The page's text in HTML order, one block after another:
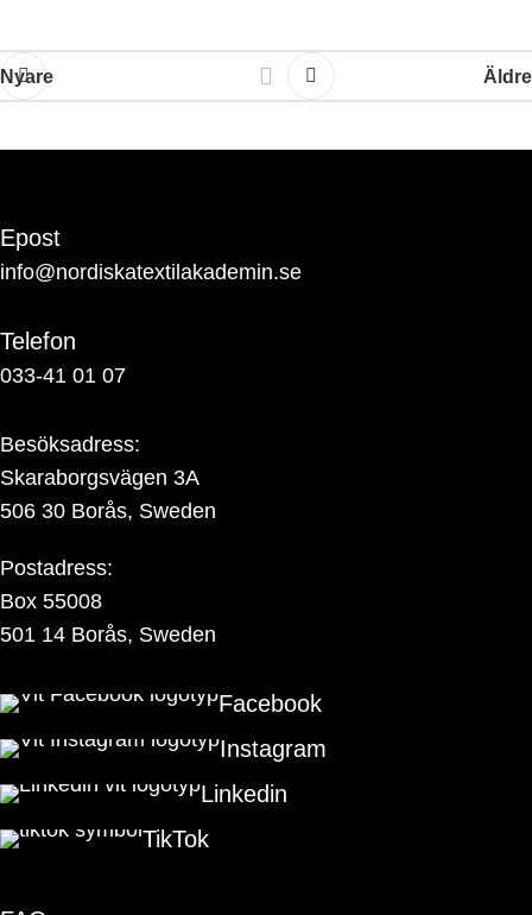
Nyare Äldre
Epost
info@nordiskatextilakademin.se
Telefon
033-41 01 07
Besöksadress:
Skaraborgsvägen 3A
506 30 Borås, Sweden
Postadress:
Box 55008
501 14 Borås, Sweden
Facebook
Instagram
Linkedin
TikTok